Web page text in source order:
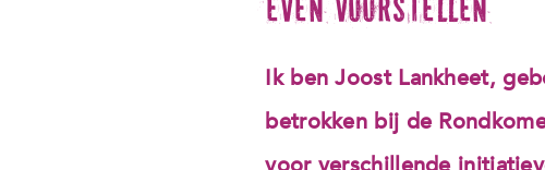
Even voorstellen
Ik ben Joost Lankheet,
betrokken bij de